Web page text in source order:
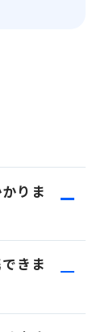
りま
、標準的な
。詳細なス
します。
きま